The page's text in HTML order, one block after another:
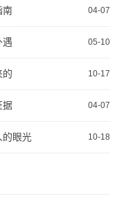
04-07
南
05-10
遇
10-17
的
04-07
据
10-18
的眼光